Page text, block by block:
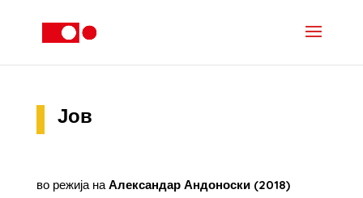
Јов
во режија наАлександар Андоноски (2018)